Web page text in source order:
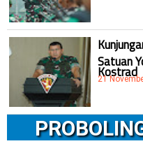
Satuan
Kostrad
21